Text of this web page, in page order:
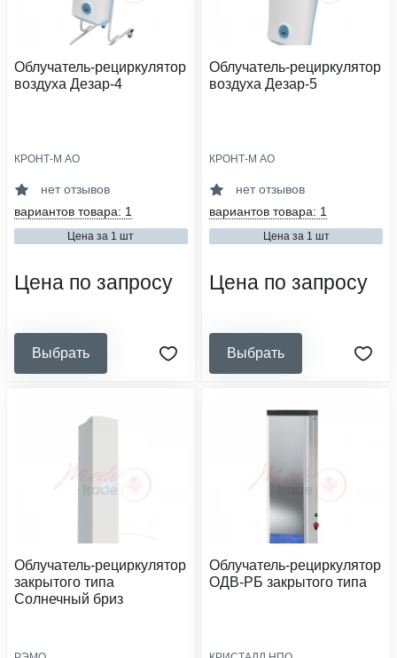
Облучатель-рециркулятор
воздуха Дезар-4
100
категория помещения:
ii-v
тип установки:
КРОНТ-М АО
нет отзывов
вариантов товара: 1
Цена за 1 шт
Цена по запросу
Выбрать
Облучатель-рециркулятор
воздуха Дезар-5
100
категория помещения:
i-v
тип установки:
КРОНТ-М АО
нет отзывов
вариантов товара: 1
Цена за 1 шт
Цена по запросу
Выбрать
Облучатель-рециркулятор
закрытого типа
Солнечный бриз
Облучатель-рециркулятор
ОДВ-РБ закрытого типа